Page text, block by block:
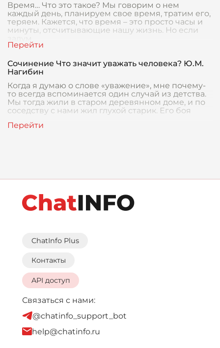
Время… Что это такое? Мы говорим о нем
каждый день, планируем свое время, тратим его,
теряем. Кажется, что время – это просто часы и
минуты, отсчитывающие нашу жизнь. Но если
Сочинение Что значит уважать человека? Ю.М.
Нагибин
Когда я думаю о слове «уважение», мне почему-
то всегда вспоминается один случай из детства.
Мы тогда жили в старом деревянном доме, и по
соседству с нами жил глухой старик. Его боя
ChatInfo Plus
Контакты
API доступ
Связаться с нами:
@chatinfo_support_bot
help@chatinfo.ru